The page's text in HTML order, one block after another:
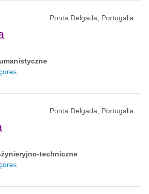
Ponta Delgada, Portugalia
Ponta Delgada, Portugalia
techniczne